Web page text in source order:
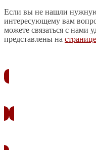
Если вы не нашли
интересующему вам
можете связаться с нами
представлены на странице